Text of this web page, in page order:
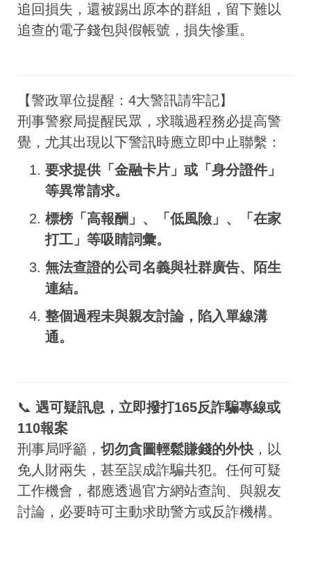
追回損失，還被踢出原本的群組，留下難以
追查的電子錢包與假帳號，損失慘重。
【警政單位提醒：4大警訊請牢記】
刑事警察局提醒民眾，求職過程務必提高警
覺，尤其出現以下警訊時應立即中止聯繫：
要求提供「金融卡片」或「身分證件」
等異常請求。
標榜「高報酬」、「低風險」、「在家
打工」等吸睛詞彙。
無法查證的公司名義與社群廣告、陌生
連結。
整個過程未與親友討論，陷入單線溝
通。
📞 遇可疑訊息，立即撥打165反詐騙專線或
110報案
刑事局呼籲， 切勿貪圖輕鬆賺錢的外快 ，以
免人財兩失，甚至誤成詐騙共犯。任何可疑
工作機會，都應透過官方網站查詢、與親友
討論，必要時可主動求助警方或反詐機構。